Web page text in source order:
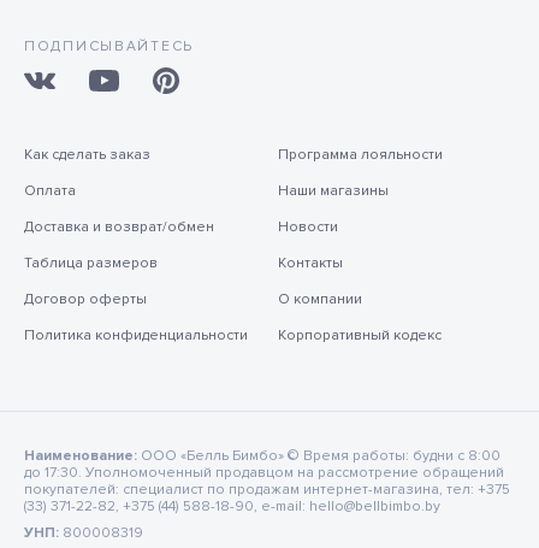
ПОДПИСЫВАЙТЕСЬ
Как сделать заказ
Оплата
Доставка и возврат/обмен
Таблица размеров
Договор оферты
Политика конфиденциальности
Программа лояльности
Наши магазины
Новости
Контакты
О компании
Корпоративный кодекс
Наименование: ООО «Белль Бимбо» © Время работы: будни с 8:00
до 17:30. Уполномоченный продавцом на рассмотрение обращений
покупателей: специалист по продажам интернет-магазина, тел: +375
(33) 371-22-82, +375 (44) 588-18-90, e-mail: hello@bellbimbo.by
УНП: 800008319